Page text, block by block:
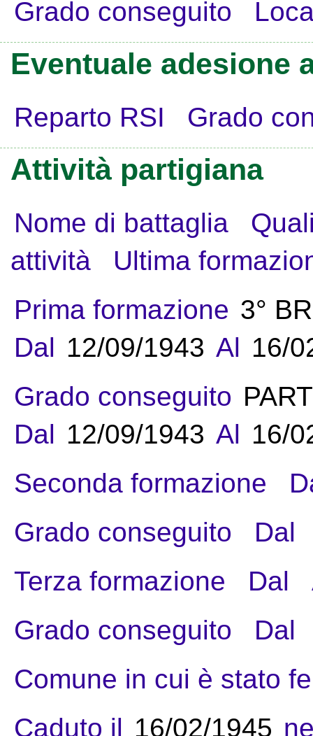
Grado conseguito
Eventuale adesione
Reparto RSI Grado
Attività partigiana
Nome di battaglia
attività
Ultima
Prima formazione 3°
Dal 12/09/1943 Al 16/
Grado conseguito
Dal 12/09/1943 Al 16/
Seconda formazione
Grado conseguito
Dal
Terza formazione
Dal
Grado conseguito
Dal
Comune in cui è stato
Caduto il 16/02/1945